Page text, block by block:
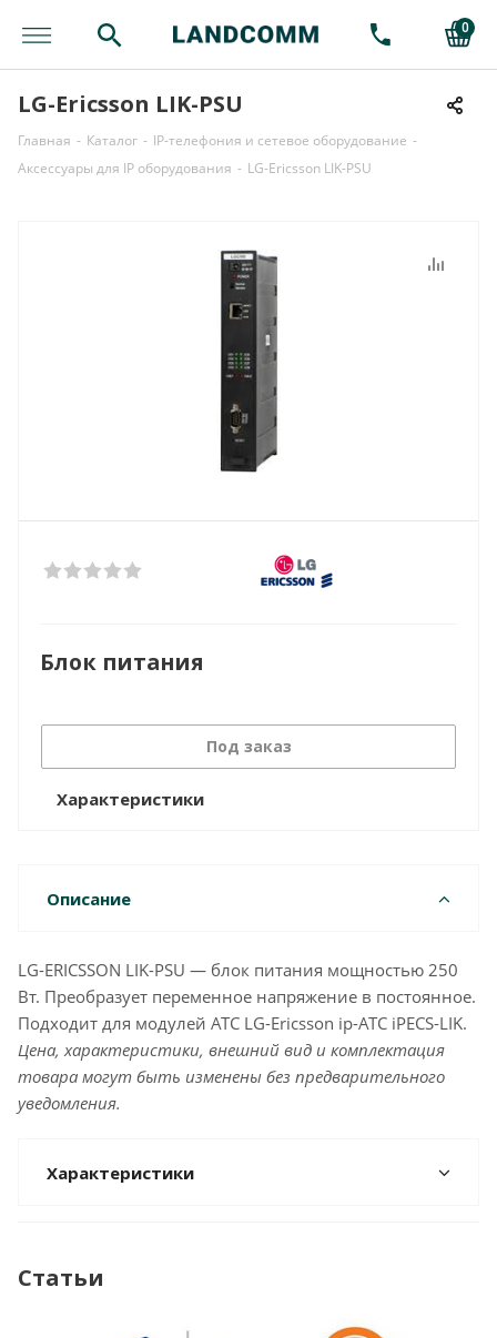
0
LG-Ericsson LIK-PSU
Главная - Каталог - IP-телефония и сетевое оборудование -
Аксессуары для IP оборудования - LG-Ericsson LIK-PSU
Блок питания
Под заказ
Характеристики
Описание
LG-ERICSSON LIK-PSU — блок питания мощностью 250
Вт. Преобразует переменное напряжение в постоянное.
Подходит для модулей АТС LG-Ericsson ip-АТС iPECS-LIK.
Цена, характеристики, внешний вид и комплектация
товара могут быть изменены без предварительного
уведомления.
Характеристики
Статьи